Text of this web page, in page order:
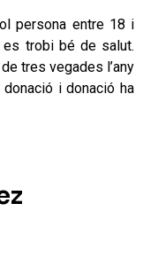
persona entre 18 i
trobi bé de salut.
tres vegades l’any
i donació ha